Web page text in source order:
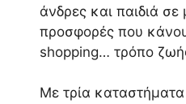
άνδρες και παιδιά σε
προσφορές που
shopping… τρόπο
Με τρία